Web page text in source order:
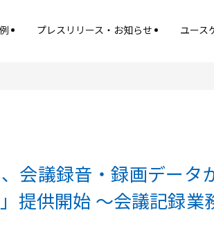
プレスリリース・お知らせ ユース
会議録音・録画デー
提供開始 ～会議記録